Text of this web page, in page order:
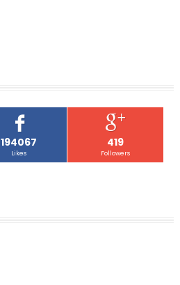
194067
Likes
419
Followers